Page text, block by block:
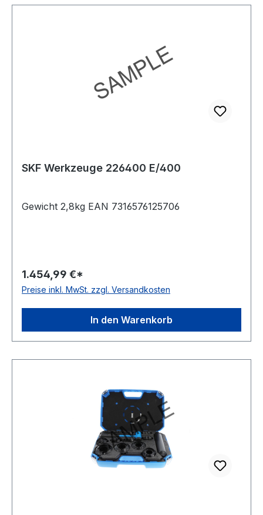
SKF Werkzeuge 226400 E/400
Gewicht 2,8kg EAN 7316576125706
1.454,99 €*
Preise inkl. MwSt. zzgl. Versandkosten
In den Warenkorb